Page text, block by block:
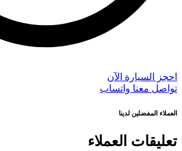
احجز السيارة الآن
تواصل معنا واتساب
العملاء المفضلين لدينا
تعليقات العملاء